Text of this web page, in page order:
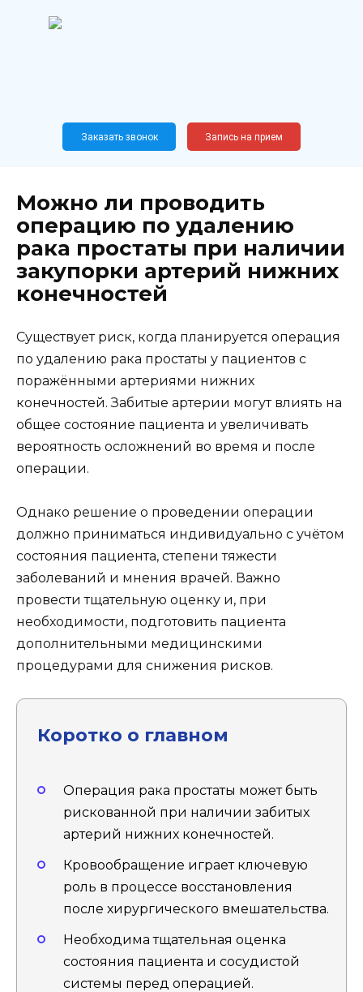
Новослободская, 62, к12
Заказать звонок Запись на прием
Можно ли проводить
операцию по удалению
рака простаты при наличии
закупорки артерий нижних
конечностей
Существует риск, когда планируется операция
по удалению рака простаты у пациентов с
поражёнными артериями нижних
конечностей. Забитые артерии могут влиять на
общее состояние пациента и увеличивать
вероятность осложнений во время и после
операции.
Однако решение о проведении операции
должно приниматься индивидуально с учётом
состояния пациента, степени тяжести
заболеваний и мнения врачей. Важно
провести тщательную оценку и, при
необходимости, подготовить пациента
дополнительными медицинскими
процедурами для снижения рисков.
Коротко о главном
Операция рака простаты может быть
рискованной при наличии забитых
артерий нижних конечностей.
Кровообращение играет ключевую
роль в процессе восстановления
после хирургического вмешательства.
Необходима тщательная оценка
состояния пациента и сосудистой
системы перед операцией.